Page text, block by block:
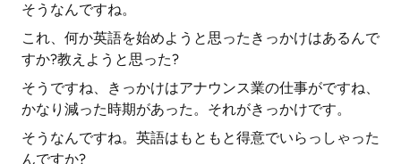
そうなんですね。
これ、何か英語を始めようと思ったきっかけはあるんで
すか?教えようと思った?
そうですね、きっかけはアナウンス業の仕事がですね、
かなり減った時期があった。それがきっかけです。
そうなんですね。英語はもともと得意でいらっしゃった
んですか?